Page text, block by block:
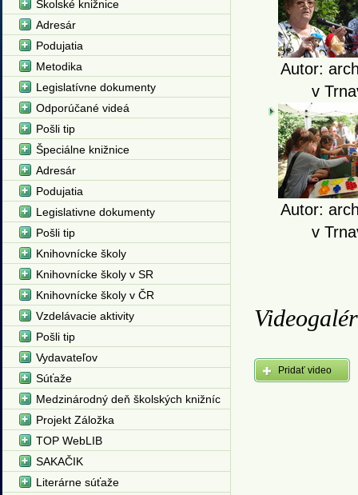
Autor:
v
Autor:
v
Pridať video
Školské knižnice
Adresár
Podujatia
Metodika
Legislatívne dokumenty
Odporúčané videá
Pošli tip
Špeciálne knižnice
Adresár
Podujatia
Legislativne dokumenty
Pošli tip
Knihovnícke školy
Knihovnícke školy v SR
Knihovnícke školy v ČR
Vzdelávacie aktivity
Pošli tip
Vydavateľov
Súťaže
Medzinárodný deň školských knižníc
Projekt Záložka
TOP WebLIB
SAKAČIK
Literárne súťaže